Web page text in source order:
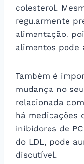
colesterol.
regularmente
alimentação,
alimentos pode
Também é
mudança no
relacionada
há medicações
inibidores de
do LDL, pode
discutível.